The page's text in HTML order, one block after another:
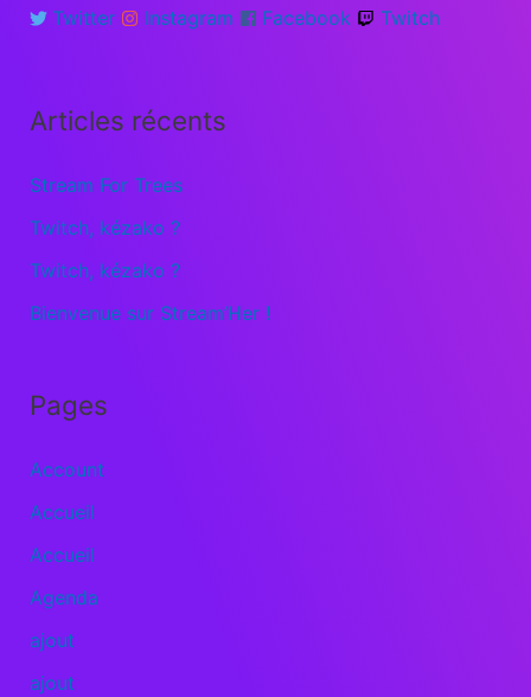
Twitter Instagram Facebook Twitch
Articles récents
Stream For Trees
Twitch, kézako ?
Twitch, kézako ?
Bienvenue sur Stream’Her !
Pages
Account
Accueil
Accueil
Agenda
ajout
ajout